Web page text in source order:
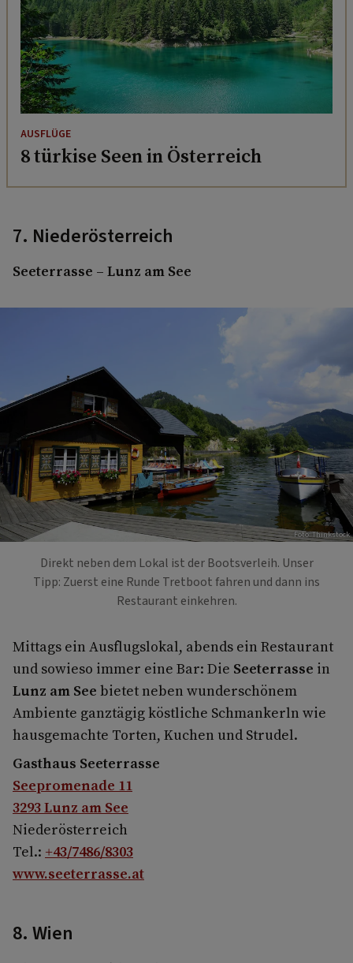
AUSFLÜGE
8 türkise Seen in Österreich
7. Niederösterreich
Seeterrasse – Lunz am See
Foto: Thinkstock
Direkt neben dem Lokal ist der Bootsverleih. Unser
Tipp: Zuerst eine Runde Tretboot fahren und dann ins
Restaurant einkehren.
Mittags ein Ausflugslokal, abends ein Restaurant
und sowieso immer eine Bar: Die Seeterrasse in
Lunz am See bietet neben wunderschönem
Ambiente ganztägig köstliche Schmankerln wie
hausgemachte Torten, Kuchen und Strudel.
Gasthaus Seeterrasse
Seepromenade 11
3293 Lunz am See
Niederösterreich
Tel.: +43/7486/8303
www.seeterrasse.at
8. Wien